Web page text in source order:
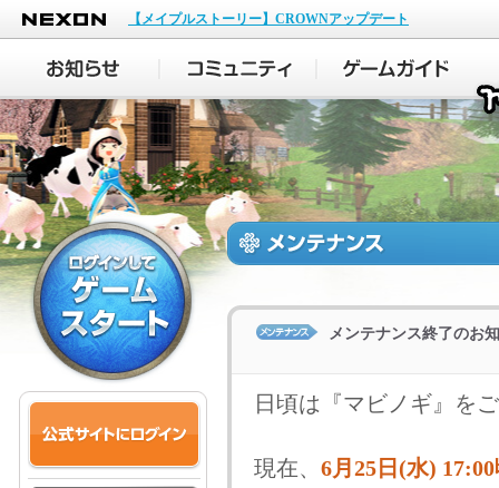
NEXON
【メイプルストーリー】CROWNアップデート
メンテナンス終了のお
日頃は『マビノギ』を
現在、 6月25日(水)